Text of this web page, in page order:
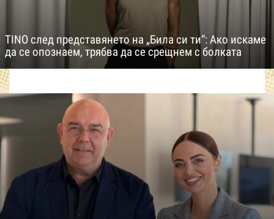
TINO след представянето на „Била си ти“: Ако искаме
да се опознаем, трябва да се срещнем с болката